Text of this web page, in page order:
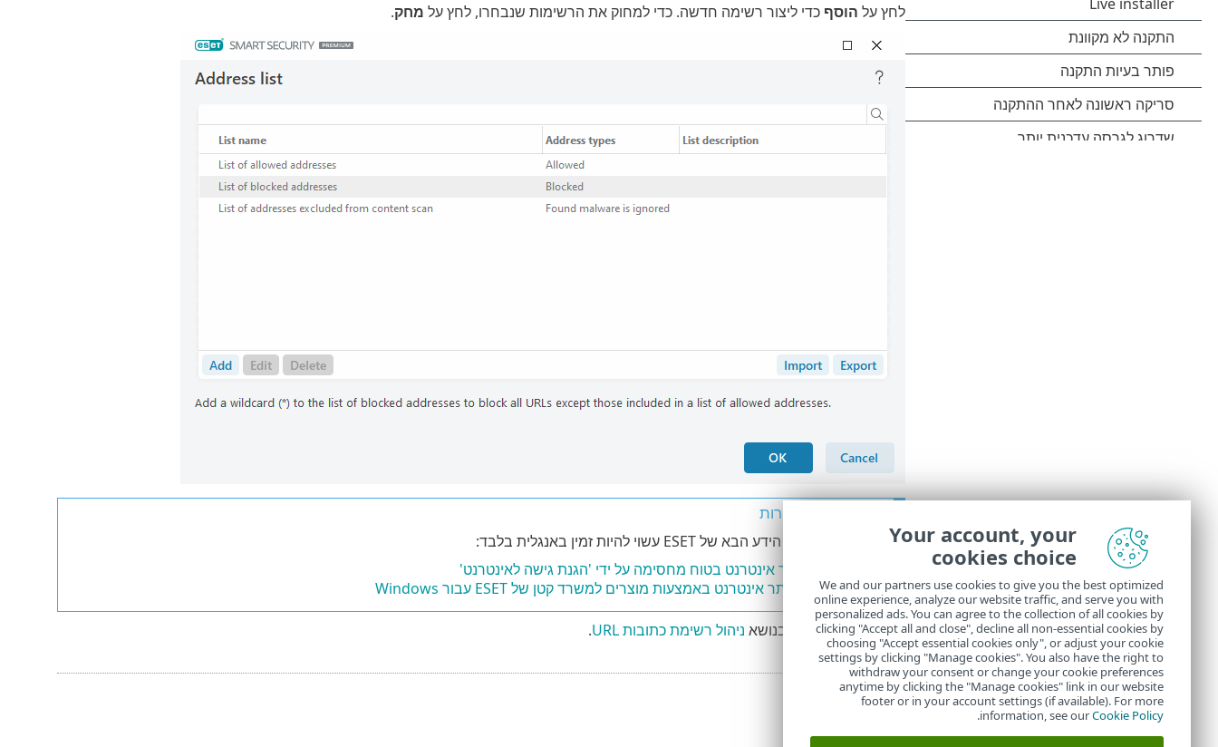
לחץ על הוסף כדי ליצור רשימה חדשה. כדי למחוק את הרשימות שנבחרו, לחץ על מחק.
הנחיות מאוירות
מאמר מאגר הידע הבא של ESET עשוי להיות זמין באנגלית בלבד:
החרג אתר אינטרנט בטוח מחסימה על ידי 'הגנת גישה לאינטרנט'
חסימת אתר אינטרנט באמצעות מוצרים למשרד קטן של ESET עבור Windows
ראה פרטים נוספים בנושא ניהול רשימת כתובות URL .
Your account, your
cookies choice
We and our partners use cookies to give you the best optimized
online experience, analyze our website traffic, and serve you with
personalized ads. You can agree to the collection of all cookies by
clicking "Accept all and close", decline all non-essential cookies by
choosing "Accept essential cookies only", or adjust your cookie
settings by clicking "Manage cookies". You also have the right to
withdraw your consent or change your cookie preferences
anytime by clicking the "Manage cookies" link in our website
footer or in your account settings (if available). For more
information, see ourCookie Policy
.